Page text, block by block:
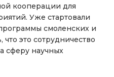
кооперации для
Уже стартовали
смоленских и
это сотрудничество
сферу научных